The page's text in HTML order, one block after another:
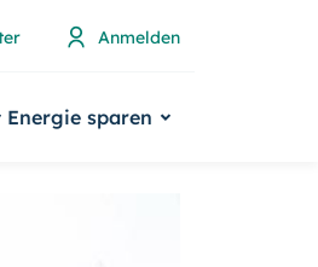
Anmelden
Energie sparen